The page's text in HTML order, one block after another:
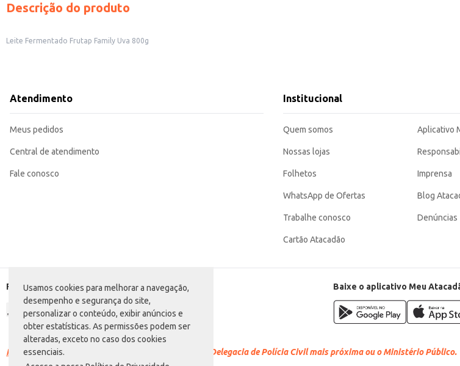
Usamos cookies para melhorar a navegação,
desempenho e segurança do site,
personalizar o conteúdo, exibir anúncios e
obter estatísticas. As permissões podem ser
alteradas, exceto no caso dos cookies
essenciais.
Descrição do produto
Leite Fermentado Frutap Family Uva 800g
Atendimento
Meus pedidos
Central de atendimento
Fale conosco
Institucional
Quem somos
Nossas lojas
Folhetos
WhatsApp de Ofertas
Trabalhe conosco
Cartão Atacadão
Aplicativo
Imprensa
Blog
Denúncias
Formas de pagamento Baixe o aplicativo Meu
Racismo é crime. Denuncie. Disque 100 ou procure a Delegacia de Polícia Civil mais próxima ou o Ministério Público.